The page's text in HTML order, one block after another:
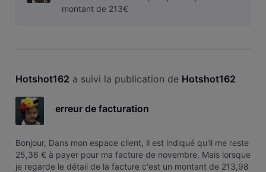
montant de 213€
Hotshot162 a suivi la publication de Hotshot162
erreur de facturation
Bonjour, Dans mon espace client, il est indiqué qu'il me reste
25,36 € à payer pour ma facture de novembre. Mais lorsque
je regarde le détail de la facture c'est un montant de 213,98